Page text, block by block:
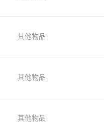
其他物品
其他物品
其他物品